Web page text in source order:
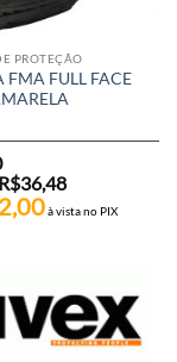
PROTEÇÃO
FMA FULL FACE
R$36,48
à vista no PIX